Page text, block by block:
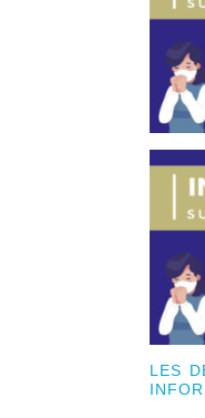
LES